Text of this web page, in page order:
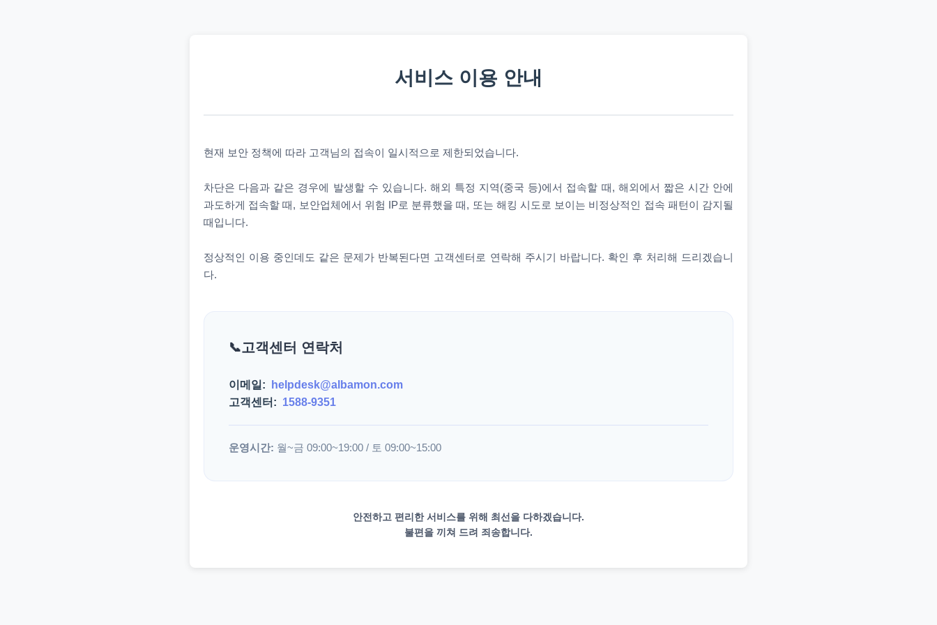
서비스 이용 안내
현재 보안 정책에 따라 고객님의 접속이 일시적으로 제한되었습니다.
차단은 다음과 같은 경우에 발생할 수 있습니다. 해외 특정 지역(중국 등)에서 접속할 때, 해외에서 짧은 시간 안에
과도하게 접속할 때, 보안업체에서 위험 IP로 분류했을 때, 또는 해킹 시도로 보이는 비정상적인 접속 패턴이 감지될
때입니다.
정상적인 이용 중인데도 같은 문제가 반복된다면 고객센터로 연락해 주시기 바랍니다. 확인 후 처리해 드리겠습니
다.
고객센터 연락처
이메일:
helpdesk@albamon.com
고객센터: 1588-9351
운영시간: 월~금 09:00~19:00 / 토 09:00~15:00
안전하고 편리한 서비스를 위해 최선을 다하겠습니다.
불편을 끼쳐 드려 죄송합니다.